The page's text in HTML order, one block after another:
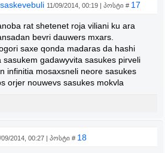
11/09/2014, 00:19 | პოსტი # 17
rat shetenet roja viliani ku ara
bevri dauwers mxars.
saxe qonda madaras da hashi
gadawyvita sasukes pirveli
infinitia mosaxsneli neore sasukes
orjer nouwevs sasukes mokvla
09/2014, 00:27 | პოსტი # 18